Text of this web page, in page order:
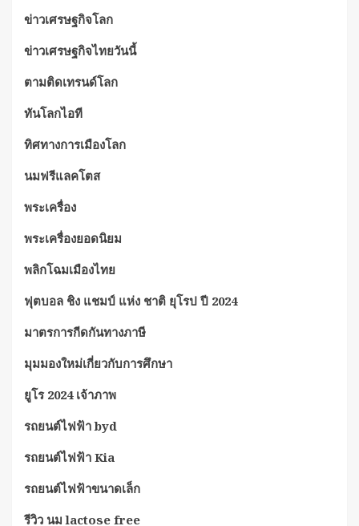
ข่าวเศรษฐกิจโลก
ข่าวเศรษฐกิจไทยวันนี้
ตามติดเทรนด์โลก
ทันโลกไอที
ทิศทางการเมืองโลก
นมฟรีแลคโตส
พระเครื่อง
พระเครื่องยอดนิยม
พลิกโฉมเมืองไทย
ฟุตบอล ชิง แชมป์ แห่ง ชาติ ยุโรป ปี 2024
มาตรการกีดกันทางภาษี
มุมมองใหม่เกี่ยวกับการศึกษา
ยูโร 2024 เจ้าภาพ
รถยนต์ไฟฟ้า byd
รถยนต์ไฟฟ้า Kia
รถยนต์ไฟฟ้าขนาดเล็ก
รีวิว นม lactose free